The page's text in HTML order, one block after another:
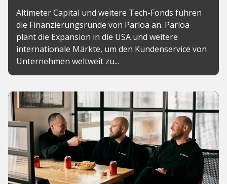
Altimeter Capital und weitere Tech-Fonds führen
die Finanzierungsrunde von Parloa an. Parloa
plant die Expansion in die USA und weitere
internationale Märkte, um den Kundenservice von
Unternehmen weltweit zu...